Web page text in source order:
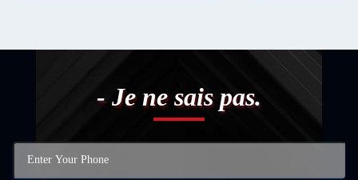
- Je ne sais pas.